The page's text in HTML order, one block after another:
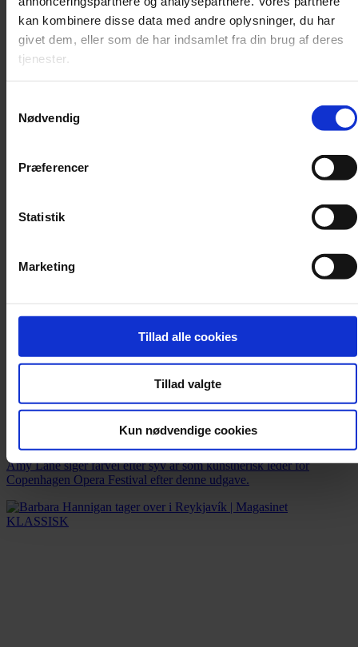
kan kombinere disse data med andre oplysninger, du har
givet dem, eller som de har indsamlet fra din brug af deres
tjenester.
Nødvendig
Præferencer
Statistik
Marketing
Tillad alle cookies
Tillad valgte
Kun nødvendige cookies
Nyhed
Orkesterledelse forbyder røde nelliker
Over 2.000 nelliker er uddelt i solidaritet med chefdirigenten, men
Amy Lane siger farvel efter syv år som kunstnerisk leder for
Copenhagen Opera Festival efter denne udgave.